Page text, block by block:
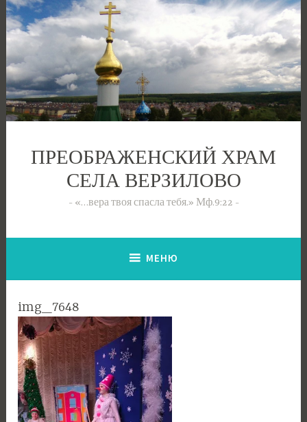
Перейти
к
содержимому
ПРЕОБРАЖЕНСКИЙ ХРАМ
СЕЛА ВЕРЗИЛОВО
«…вера твоя спасла тебя.» Мф.9:22
МЕНЮ
img_7648